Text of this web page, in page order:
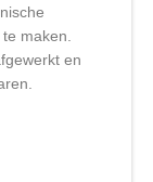
maken.
en